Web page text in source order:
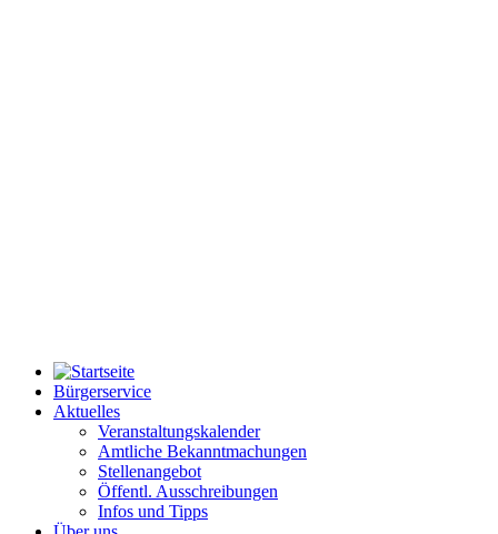
Bürgerservice
Aktuelles
Veranstaltungskalender
Amtliche Bekanntmachungen
Stellenangebot
Öffentl. Ausschreibungen
Infos und Tipps